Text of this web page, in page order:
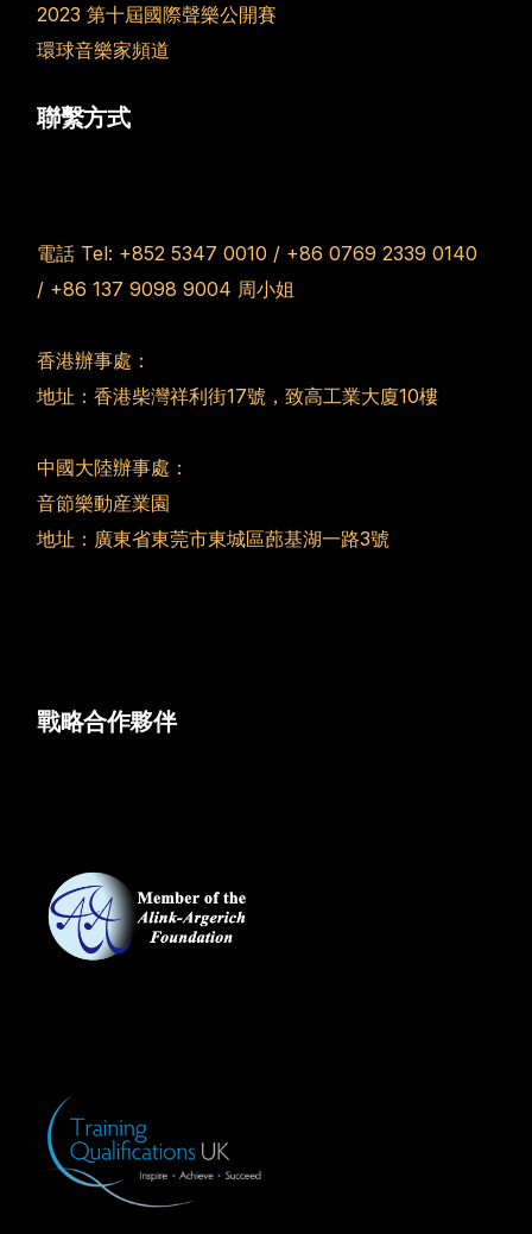
2023 第十屆國際聲樂公開賽
環球音樂家頻道
聯繫方式
電話 Tel: +852 5347 0010 / +86 0769 2339 0140
/ +86 137 9098 9004 周小姐
香港辦事處：
地址：香港柴灣祥利街17號，致高工業大廈10樓
中國大陸辦事處：
音節樂動産業園
地址：廣東省東莞市東城區蓢基湖一路3號
戰略合作夥伴